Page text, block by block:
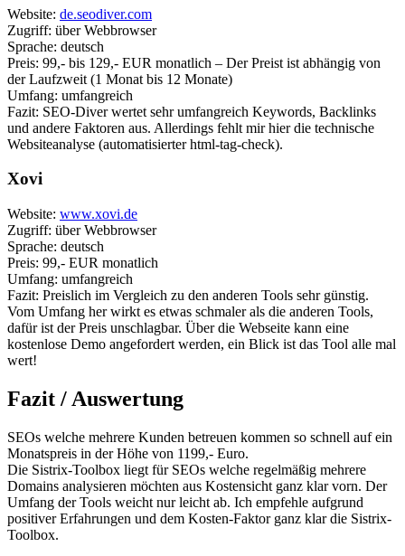
Website: de.seodiver.com
Zugriff: über Webbrowser
Sprache: deutsch
Preis: 99,- bis 129,- EUR monatlich – Der Preist ist abhängig von
der Laufzweit (1 Monat bis 12 Monate)
Umfang: umfangreich
Fazit: SEO-Diver wertet sehr umfangreich Keywords, Backlinks
und andere Faktoren aus. Allerdings fehlt mir hier die technische
Websiteanalyse (automatisierter html-tag-check).
Xovi
Website: www.xovi.de
Zugriff: über Webbrowser
Sprache: deutsch
Preis: 99,- EUR monatlich
Umfang: umfangreich
Fazit: Preislich im Vergleich zu den anderen Tools sehr günstig.
Vom Umfang her wirkt es etwas schmaler als die anderen Tools,
dafür ist der Preis unschlagbar. Über die Webseite kann eine
kostenlose Demo angefordert werden, ein Blick ist das Tool alle mal
wert!
Fazit / Auswertung
SEOs welche mehrere Kunden betreuen kommen so schnell auf ein
Monatspreis in der Höhe von 1199,- Euro.
Die Sistrix-Toolbox liegt für SEOs welche regelmäßig mehrere
Domains analysieren möchten aus Kostensicht ganz klar vorn. Der
Umfang der Tools weicht nur leicht ab. Ich empfehle aufgrund
positiver Erfahrungen und dem Kosten-Faktor ganz klar die Sistrix-
Toolbox.